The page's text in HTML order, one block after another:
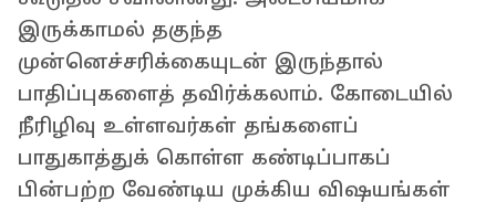
இருக்காமல் தகுந்த
முன்னெச்சரிக்கையுடன் இருந்தால்
பாதிப்புகளைத் தவிர்க்கலாம். கோடையில்
நீரிழிவு உள்ளவர்கள் தங்களைப்
பாதுகாத்துக் கொள்ள கண்டிப்பாகப்
பின்பற்ற வேண்டிய முக்கிய விஷயங்கள்